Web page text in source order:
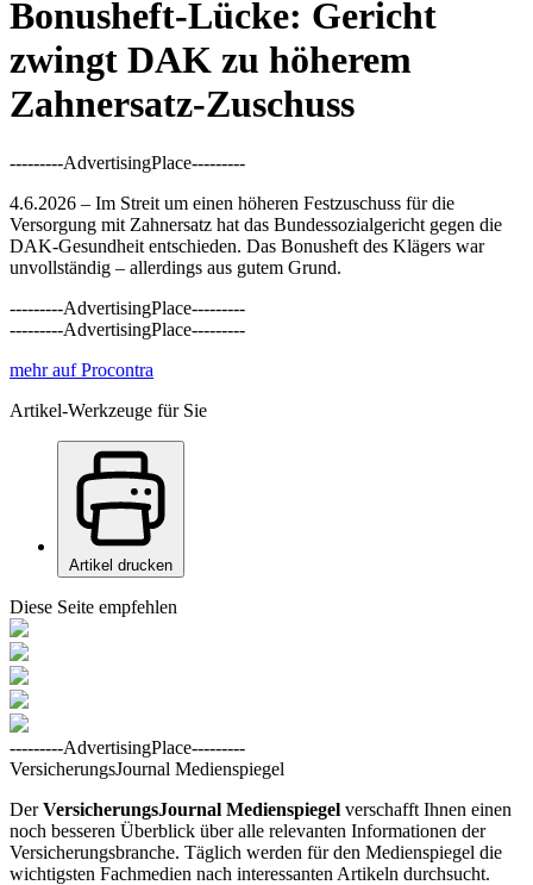
Bonusheft-Lücke: Gericht
zwingt DAK zu höherem
Zahnersatz-Zuschuss
---------AdvertisingPlace---------
4.6.2026 – Im Streit um einen höheren Festzuschuss für die
Versorgung mit Zahnersatz hat das Bundessozialgericht gegen die
DAK-Gesundheit entschieden. Das Bonusheft des Klägers war
unvollständig – allerdings aus gutem Grund.
---------AdvertisingPlace---------
---------AdvertisingPlace---------
mehr auf Procontra
Artikel-Werkzeuge für Sie
Artikel drucken
Diese Seite empfehlen
---------AdvertisingPlace---------
VersicherungsJournal Medienspiegel
DerVersicherungsJournal Medienspiegel verschafft Ihnen einen
noch besseren Überblick über alle relevanten Informationen der
Versicherungsbranche. Täglich werden für den Medienspiegel die
wichtigsten Fachmedien nach interessanten Artikeln durchsucht.